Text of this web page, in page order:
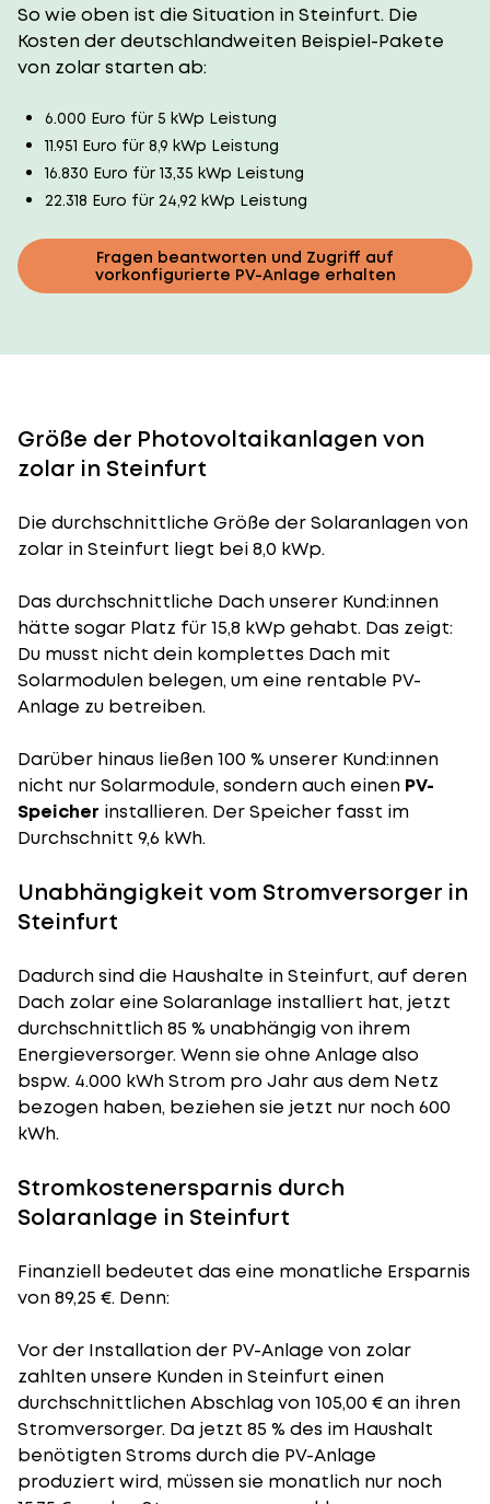
So wie oben ist die Situation in Steinfurt. Die
Kosten der deutschlandweiten Beispiel-Pakete
von zolar starten ab:
6.000 Euro für 5 kWp Leistung
11.951 Euro für 8,9 kWp Leistung
16.830 Euro für 13,35 kWp Leistung
22.318 Euro für 24,92 kWp Leistung
Fragen beantworten und Zugriff auf
vorkonfigurierte PV-Anlage erhalten
Größe der Photovoltaikanlagen von
zolar in Steinfurt
Die durchschnittliche Größe der Solaranlagenvon
zolar in Steinfurt liegt bei 8,0 kWp.
Das durchschnittliche Dach unserer Kund:innen
hätte sogar Platz für 15,8 kWp gehabt. Das zeigt:
Du musst nicht dein komplettes Dach mit
Solarmodulen belegen, um eine rentable PV-
Anlage zu betreiben.
Darüber hinaus ließen 100 % unserer Kund:innen
nicht nur Solarmodule, sondern auch einen PV-
Speicher installieren. Der Speicher fasst im
Durchschnitt 9,6 kWh.
Unabhängigkeit vom Stromversorger in
Steinfurt
Dadurch sind die Haushalte in Steinfurt, auf deren
Dach zolar eine Solaranlage installiert hat, jetzt
durchschnittlich 85 % unabhängig von ihrem
Energieversorger. Wenn sie ohne Anlage also
bspw. 4.000 kWh Strom pro Jahr aus dem Netz
bezogen haben, beziehen sie jetzt nur noch 600
kWh.
Stromkostenersparnis durch
Solaranlage in Steinfurt
Finanziell bedeutet das eine monatliche Ersparnis
von 89,25 €. Denn:
Vor der Installation der PV-Anlage von zolar
zahlten unsere Kunden in Steinfurt einen
durchschnittlichen Abschlag von 105,00 € an ihren
Stromversorger. Da jetzt 85 % des im Haushalt
benötigten Stroms durch die PV-Anlage
produziert wird, müssen sie monatlich nur noch